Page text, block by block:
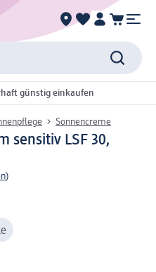
günstig einkaufen
Sonnencreme
sensitiv LSF 30,
)